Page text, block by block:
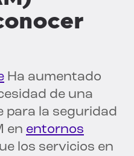
Ha aumentado
de una
para la seguridad
en entornos
los servicios en